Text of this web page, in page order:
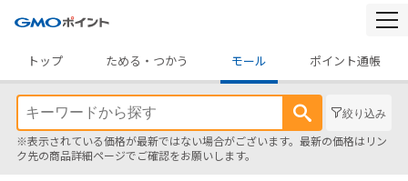
トップ
ためる・つかう モール ポイント通帳
絞り込み
※表示されている価格が最新ではない場合がございます。最新の価格はリン
ク先の商品詳細ページでご確認をお願いします。